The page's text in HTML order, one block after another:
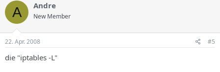
A Andre
New Member
22. Apr. 2008 #5
die "iptables -L"